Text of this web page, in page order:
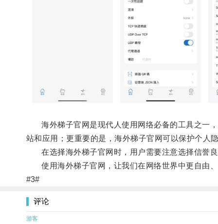
海外梯子官网是现代人使用网络必备的工具之一，
站和应用；更重要的是，海外梯子官网可以保护个人
在选择海外梯子官网时，用户需要注意选择信誉
使用海外梯子官网，让我们在网络世界中更自由
#3#
评论
游客